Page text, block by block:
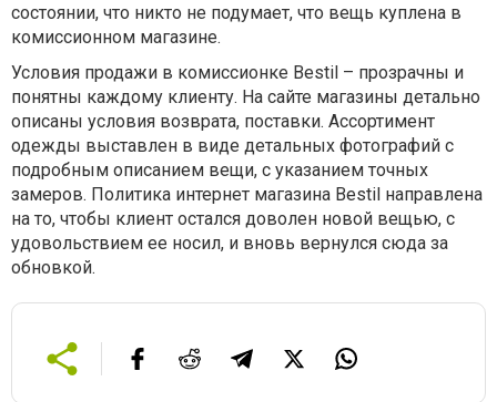
состоянии, что никто не подумает, что вещь куплена в
комиссионном магазине.
Условия продажи в комиссионке Bestil – прозрачны и
понятны каждому клиенту. На сайте магазины детально
описаны условия возврата, поставки. Ассортимент
одежды выставлен в виде детальных фотографий с
подробным описанием вещи, с указанием точных
замеров. Политика интернет магазина Bestil направлена
на то, чтобы клиент остался доволен новой вещью, с
удовольствием ее носил, и вновь вернулся сюда за
обновкой.